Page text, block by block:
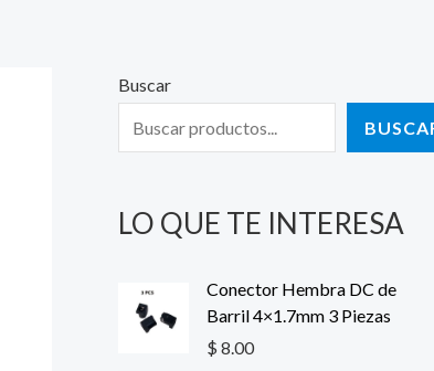
Buscar
LO QUE TE INTERESA
Conector Hembra DC de
Barril 4×1.7mm 3 Piezas
$ 8.00